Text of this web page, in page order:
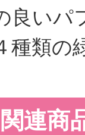
良いパ
種類の
関連商